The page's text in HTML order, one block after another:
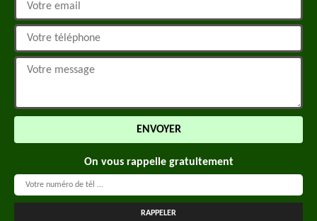
On vous rappelle gratuitement